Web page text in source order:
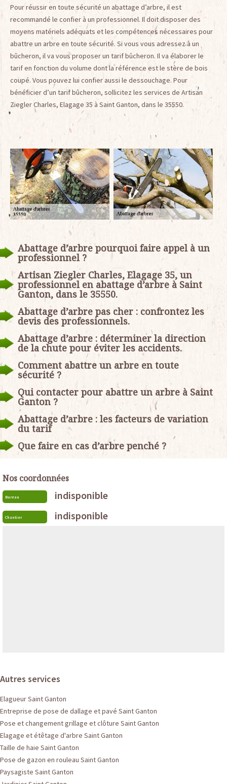
Pour réussir en toute sécurité un abattage d’arbre, il est
recommandé le confier à un professionnel. Il doit disposer des
moyens matériels adéquats et les compétences nécessaires pour
abattre un arbre en toute sécurité. Si vous vous adressez à un
bûcheron, il va vous proposer un tarif bûcheron. Il va élaborer le
tarif en fonction du volume dont la référence est le stère de bois
coupé. Vous pouvez lui confier aussi le dessouchage. Pour
bénéficier d’un tarif bûcheron, sollicitez les services de Artisan
Ziegler Charles, Elagage 35 à Saint Ganton, dans le 35550.
Abattage d’arbre pourquoi faire appel à un
professionnel ?
Artisan Ziegler Charles, Elagage 35, un
professionnel en abattage d’arbre à Saint
Ganton, dans le 35550.
Abattage d’arbre pas cher : confrontez les
devis des professionnels.
Abattage d’arbre : déterminer la direction
de la chute pour éviter les accidents.
Comment abattre un arbre en toute
sécurité ?
Qui contacter pour abattre un arbre à Saint
Ganton ?
Abattage d’arbre : les facteurs de variation
du tarif
Que faire en cas d’arbre penché ?
Nos coordonnées
Bureau indisponible
Chantier indisponible
Autres services
Elagueur Saint Ganton
Entreprise de pose de dallage et pavé Saint Ganton
Pose et changement grillage et clôture Saint Ganton
Elagage et étêtage d'arbre Saint Ganton
Taille de haie Saint Ganton
Pose de gazon en rouleau Saint Ganton
Paysagiste Saint Ganton